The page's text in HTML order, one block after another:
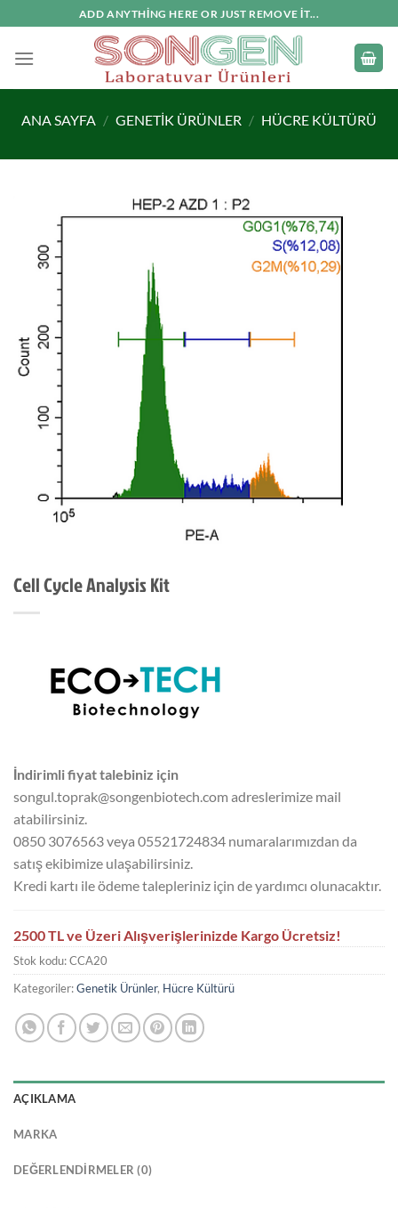
atla
ADD ANYTHING HERE OR JUST REMOVE IT...
ANA SAYFA / GENETIK ÜRÜNLER / HÜCRE KÜLTÜRÜ
Cell Cycle Analysis Kit
İndirimli fiyat talebiniz için
songul.toprak@songenbiotech.com adreslerimize mail
atabilirsiniz.
0850 3076563 veya 05521724834 numaralarımızdan da
satış ekibimize ulaşabilirsiniz.
Kredi kartı ile ödeme talepleriniz için de yardımcı olunacaktır.
2500 TL ve Üzeri Alışverişlerinizde Kargo Ücretsiz!
Stok kodu:CCA20
Kategoriler:Genetik Ürünler, Hücre Kültürü
AÇIKLAMA
MARKA
DEĞERLENDIRMELER (0)